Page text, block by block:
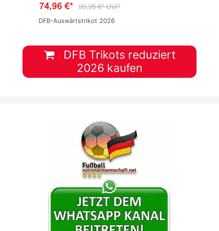
DFB-Auswärtstrikot 2026
DFB Trikots reduziert
2026 kaufen